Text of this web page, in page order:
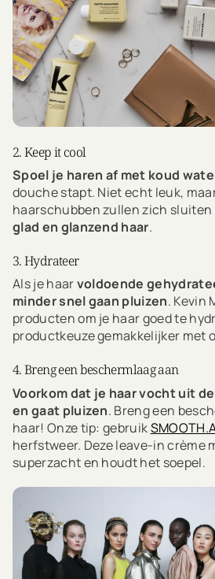
2. Keep it cool
Spoel je haren af met koud
douche stapt. Niet echt leuk,
haarschubben zullen zich sluiten
glad en glanzend haar.
3. Hydrateer
Als je haarvoldoende
minder snel gaan pluizen. Kevin
producten om je haar goed te
productkeuze gemakkelijker met
4. Breng een beschermlaag aan
Voorkom dat je haar vocht uit
en gaat pluizen. Breng een
haar! Onze tip: gebruik
herfstweer. Deze leave-in crème
superzacht en houdt het soepel.